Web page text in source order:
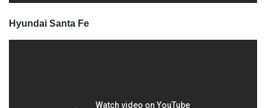
Hyundai Santa Fe